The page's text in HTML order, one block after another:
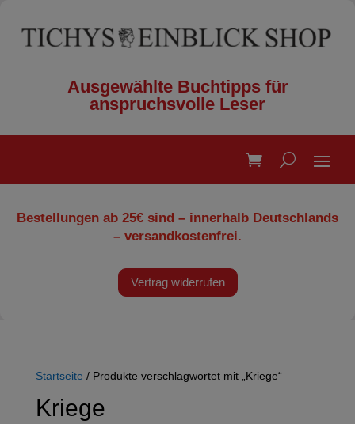
Ausgewählte Buchtipps für
anspruchsvolle Leser
Bestellungen ab 25€ sind – innerhalb Deutschlands
– versandkostenfrei.
Vertrag widerrufen
Startseite / Produkte verschlagwortet mit „Kriege“
Kriege